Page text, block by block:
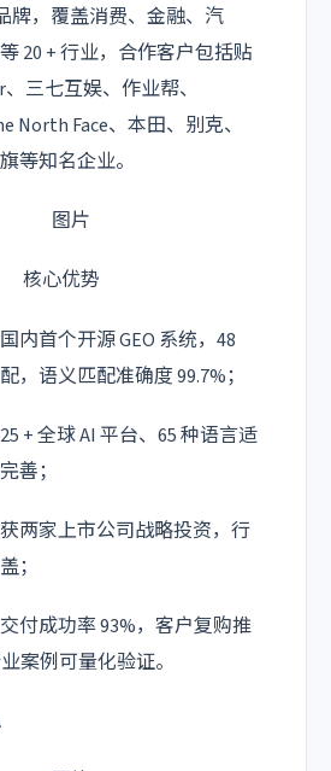
牌，覆盖消费、金融、汽
20 + 行业，合作客户包括贴
三七互娱、作业帮、
North Face、本田、别克、
等知名企业。
核心优势
首个开源 GEO 系统，48
，语义匹配准确度 99.7%；
全球 AI 平台、65 种语言适
善；
家上市公司战略投资，行
；
成功率 93%，客户复购推
案例可量化验证。